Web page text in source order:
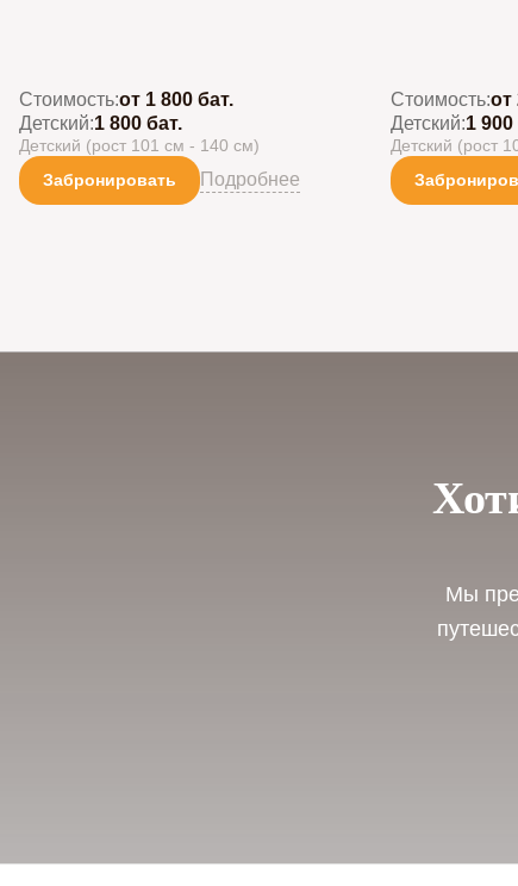
Стоимость:от 1 800 бат.
Детский:1 800 бат.
Детский (рост 101 см - 140 см)
Забронировать
Подробнее
Стоимость:от
Детский:1 900
Детский (рост
Мы